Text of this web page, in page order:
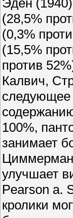
Эден
(28,5%
(0,3%
(15,5%
против
Калвич,
следующее
100%,
занимает
улучшает
Pearson a.
кролики